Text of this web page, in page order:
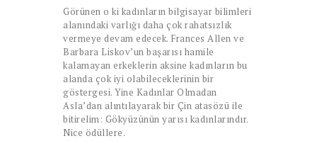
Görünen o ki kadınların bilgisayar bilimleri
alanındaki varlığı daha çok rahatsızlık
vermeye devam edecek. Frances Allen ve
Barbara Liskov’un başarısı hamile
kalamayan erkeklerin aksine kadınların bu
alanda çok iyi olabileceklerinin bir
göstergesi. Yine Kadınlar Olmadan
Asla’dan alıntılayarak bir Çin atasözü ile
bitirelim: Gökyüzünün yarısı kadınlarındır.
Nice ödüllere.